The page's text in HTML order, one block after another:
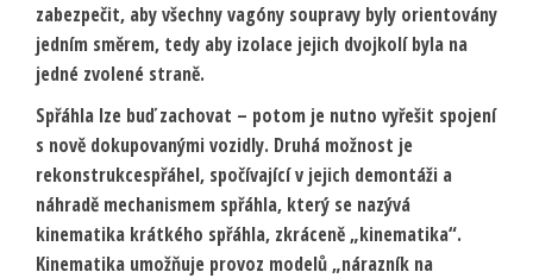
zabezpečit, aby všechny vagóny soupravy byly orientovány
jedním směrem, tedy aby izolace jejich dvojkolí byla na
jedné zvolené straně.
Spřáhla lze buď zachovat – potom je nutno vyřešit spojení
s nově dokupovanými vozidly. Druhá možnost je
rekonstrukcespřáhel, spočívající v jejich demontáži a
náhradě mechanismem spřáhla, který se nazývá
kinematika krátkého spřáhla, zkráceně „kinematika“.
Kinematika umožňuje provoz modelů „nárazník na